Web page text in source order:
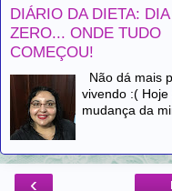
DIÁRIO DA DIETA: DIA
ZERO... ONDE TUDO
COMEÇOU!
Não dá mais
vivendo :(
mudança da
‹